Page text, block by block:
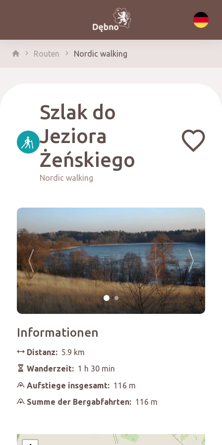
Routen Nordic walking
Szlak do
Jeziora
Żeńskiego
Nordic walking
Informationen
Distanz: 5.9 km
Wanderzeit: 1 h 30 min
Aufstiege insgesamt: 116 m
Summe der Bergabfahrten: 116 m